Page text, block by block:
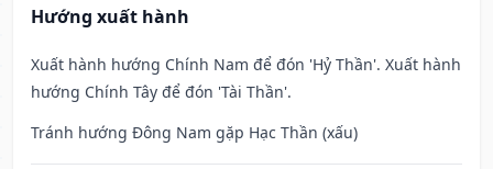
Hướng xuất hành
Xuất hành hướng Chính Nam để đón 'Hỷ Thần'. Xuất hành
hướng Chính Tây để đón 'Tài Thần'.
Tránh hướng Đông Nam gặp Hạc Thần (xấu)